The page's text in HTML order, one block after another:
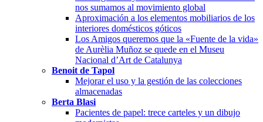
nos sumamos al movimiento global
Aproximación a los elementos mobiliarios de los
interiores domésticos góticos
Los Amigos queremos que la «Fuente de la vida»
de Aurèlia Muñoz se quede en el Museu
Nacional d’Art de Catalunya
Benoit de Tapol
Mejorar el uso y la gestión de las colecciones
almacenadas
Berta Blasi
Pacientes de papel: trece carteles y un dibujo